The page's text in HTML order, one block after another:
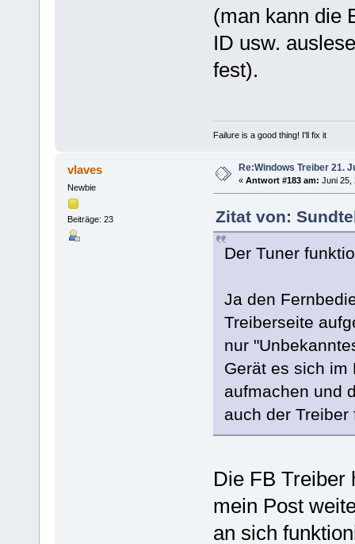
(man kann die
ID usw.
fest).
Failure is a good thing! I'll fix it
vlaves
Newbie
Beiträge: 23
Re:Windows Treiber 21.
« Antwort #183 am: Juni 25,
Zitat von:
Der Tuner
Ja den
Treiberseite
nur
Gerät es sich im
aufmachen und
auch der Treiber
Die FB Treiber
mein Post
an sich